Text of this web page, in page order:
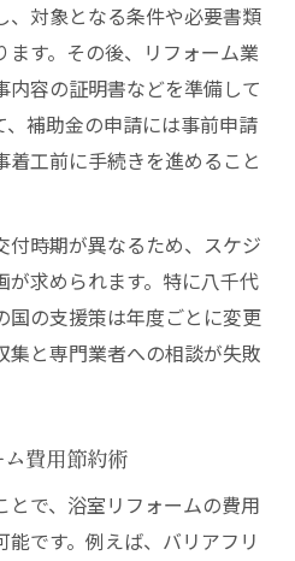
、対象となる条件や必要書類
ます。その後、リフォーム業
容の証明書などを準備して
補助金の申請には事前申請
工前に手続きを進めること
時期が異なるため、スケジ
が求められます。特に八千代
国の支援策は年度ごとに変更
集と専門業者への相談が失敗
費用節約術
で、浴室リフォームの費用
です。例えば、バリアフリ